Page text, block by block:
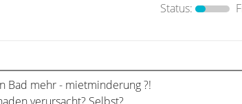
Status:
Bad mehr - mietminderung ?!